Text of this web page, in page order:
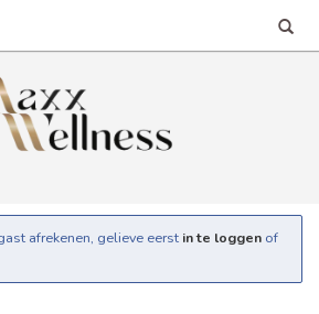
afrekenen, gelieve eerst in te loggen of